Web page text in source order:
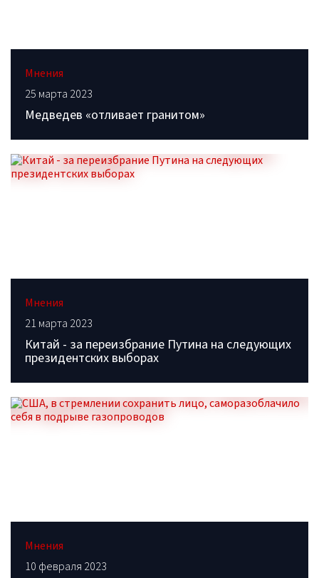
Мнения
25 марта 2023
Медведев «отливает гранитом»
Мнения
21 марта 2023
Китай - за переизбрание Путина на следующих
президентских выборах
Мнения
10 февраля 2023